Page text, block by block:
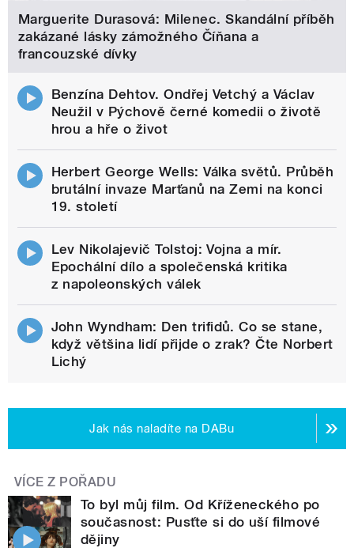
Marguerite Durasová: Milenec. Skandální příběh
zakázané lásky zámožného Číňana a
francouzské dívky
Benzína Dehtov. Ondřej Vetchý a Václav
Neužil v Pýchově černé komedii o životě
hrou a hře o život
Herbert George Wells: Válka světů. Průběh
brutální invaze Marťanů na Zemi na konci
19. století
Lev Nikolajevič Tolstoj: Vojna a mír.
Epochální dílo a společenská kritika
z napoleonských válek
John Wyndham: Den trifidů. Co se stane,
když většina lidí přijde o zrak? Čte Norbert
Lichý
Jak nás naladíte na DABu
VÍCE Z POŘADU
To byl můj film. Od Kříženeckého po
současnost: Pusťte si do uší filmové
dějiny